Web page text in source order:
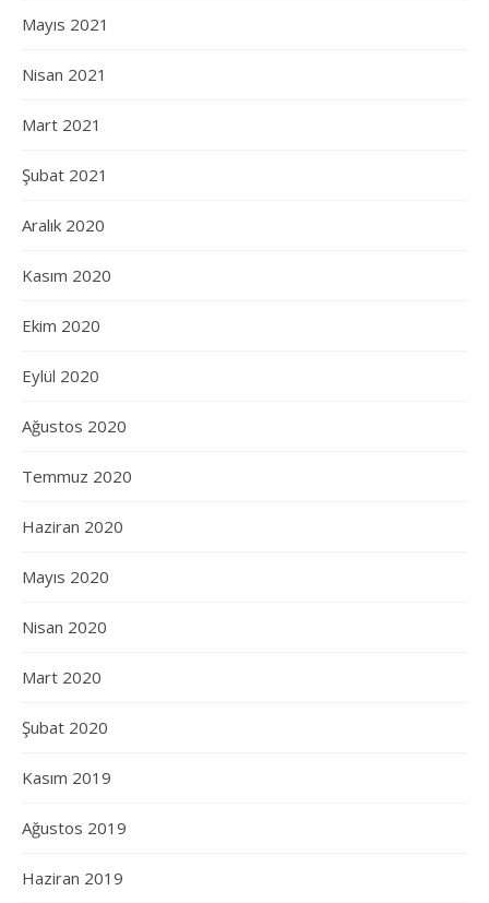
Mayıs 2021
Nisan 2021
Mart 2021
Şubat 2021
Aralık 2020
Kasım 2020
Ekim 2020
Eylül 2020
Ağustos 2020
Temmuz 2020
Haziran 2020
Mayıs 2020
Nisan 2020
Mart 2020
Şubat 2020
Kasım 2019
Ağustos 2019
Haziran 2019